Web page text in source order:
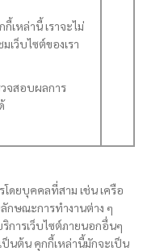
เหล่านี้ เราจะไม่
เว็บไซต์ของเรา
จสอบผลการ
ยบุคคลที่สาม เช่น เครือ
กษณะการทำงานต่าง ๆ
การเว็บไซต์ภายนอกอื่นๆ
ป็นต้น คุกกี้เหล่านี้มักจะเป็น